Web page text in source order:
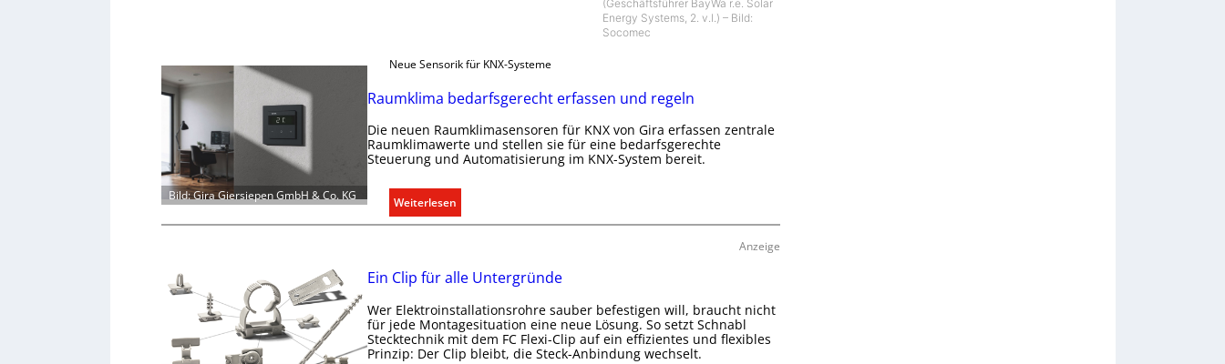
(Geschäftsführer BayWa r.e. Solar
Energy Systems, 2. v.l.) – Bild:
Socomec
Bild: Gira Giersiepen GmbH & Co. KG
Neue Sensorik für KNX-Systeme
Raumklima bedarfsgerecht erfassen und regeln
Die neuen Raumklimasensoren für KNX von Gira erfassen zentrale
Raumklimawerte und stellen sie für eine bedarfsgerechte
Steuerung und Automatisierung im KNX-System bereit.
Weiterlesen:
R
m
l
i
m
Anzeige
Ein Clip für alle Untergründe
Wer Elektroinstallationsrohre sauber befestigen will, braucht nicht
für jede Montagesituation eine neue Lösung. So setzt Schnabl
Stecktechnik mit dem FC Flexi-Clip auf ein effizientes und flexibles
Prinzip: Der Clip bleibt, die Steck-Anbindung wechselt.